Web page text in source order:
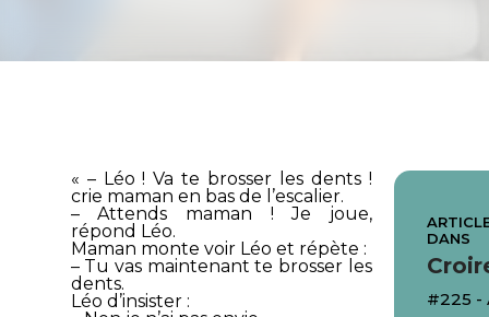
« – Léo ! Va te brosser les dents !
crie maman en bas de l’escalier.
– Attends maman ! Je joue,
répond Léo.
Maman monte voir Léo et répète :
– Tu vas maintenant te brosser les
dents.
Léo d’insister :
DANS
#225 -